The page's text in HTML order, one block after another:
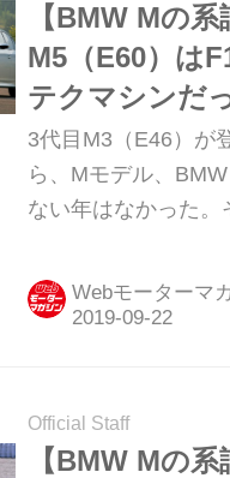
【BMW Mの
M5（E60）は
テクマシンだ
3代目M3（E46）が
ら、Mモデル、
ない年はなかった。
ルが登場した。それ
た。そのコンセプト
Webモーターマ
Official Staff
【BMW Mの